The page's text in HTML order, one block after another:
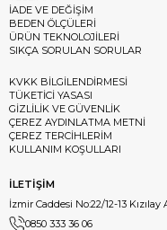
İADE VE DEĞİŞİM
BEDEN ÖLÇÜLERİ
ÜRÜN TEKNOLOJİLERİ
SIKÇA SORULAN SORULAR
KVKK BİLGİLENDİRMESİ
TÜKETİCİ YASASI
GİZLİLİK VE GÜVENLİK
ÇEREZ AYDINLATMA METNİ
ÇEREZ TERCİHLERİM
KULLANIM KOŞULLARI
İLETİŞİM
İzmir Caddesi No:22/12-13 Kızılay
0850 333 36 06